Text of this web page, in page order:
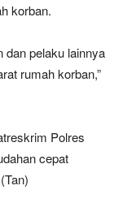
korban.
dan pelaku lainnya
rumah korban,”
Polres
cepat